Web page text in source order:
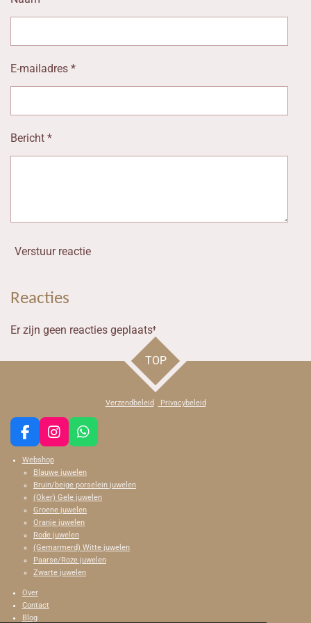
E-mailadres *
Bericht *
Verstuur reactie
Reacties
Er zijn geen reacties geplaatst.
TOP
Verzendbeleid Privacybeleid
F
a
c
e
b
o
o
I
n
s
t
a
g
r
a
m
W
h
t
s
A
p
p
Webshop
Blauwe juwelen
Bruin/beige porselein juwelen
(Oker) Gele juwelen
Groene juwelen
Oranje juwelen
Rode juwelen
(Gemarmerd) Witte juwelen
Paarse/Roze juwelen
Zwarte juwelen
Over
Contact
Blog